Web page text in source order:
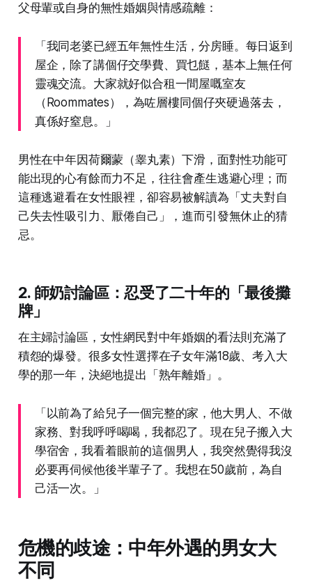
父母輩或自身的無性婚姻與情感疏離：
「我同老婆已經五年無性生活，分房睡。每日返到
屋企，除了講個仔交學費、買乜餸，基本上無任何
靈魂交流。大家就好似合租一間屋嘅室友
（Roommates），為咗層樓同個仔夾硬過落去，
真係好窒息。」
男性在中年因荷爾蒙（睾丸素）下滑，面對性功能可
能出現的心有餘而力不足，往往會產生逃避心理；而
這種逃避看在女性眼裡，卻容易被解讀為「丈夫對自
己失去性吸引力、厭倦自己」，進而引發無休止的猜
忌。
2. 師奶討論區：忍受了二十年的「最後攤
牌」
在主婦討論區，女性網民對中年婚姻的看法則充滿了
積怨的爆發。很多女性選擇在子女年滿18歲、考入大
學的那一年，決絕地提出「熟年離婚」。
「以前為了給兒子一個完整的家，他大男人、不做
家務、對我呼呼喝喝，我都忍了。現在兒子搬入大
學宿舍，我看着眼前的這個男人，我突然覺得我沒
必要再伺候他後半輩子了。我想在50歲前，為自
己活一次。」
危機的歧途：中年外遇的男女大
不同